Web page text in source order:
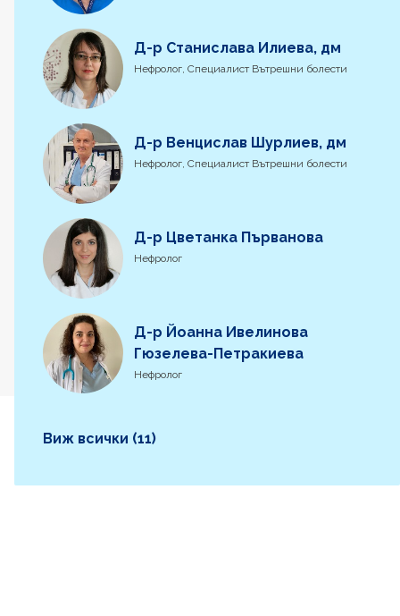
Д-р Станислава Илиева, дм
Нефролог, Специалист Вътрешни болести
Д-р Венцислав Шурлиев, дм
Нефролог, Специалист Вътрешни болести
Д-р Цветанка Първанова
Нефролог
Д-р Йоанна Ивелинова
Гюзелева-Петракиева
Нефролог
Виж всички (11)